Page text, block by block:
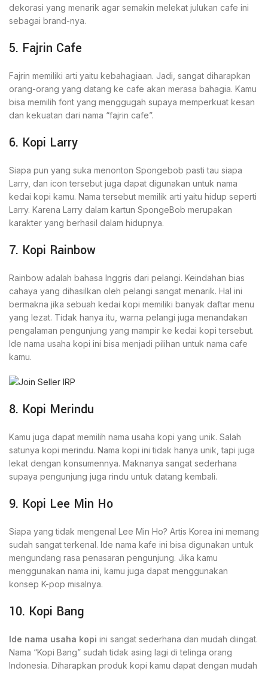
dekorasi yang menarik agar semakin melekat julukan cafe ini
sebagai brand-nya.
5. Fajrin Cafe
Fajrin memiliki arti yaitu kebahagiaan. Jadi, sangat diharapkan
orang-orang yang datang ke cafe akan merasa bahagia. Kamu
bisa memilih font yang menggugah supaya memperkuat kesan
dan kekuatan dari nama “fajrin cafe”.
6. Kopi Larry
Siapa pun yang suka menonton Spongebob pasti tau siapa
Larry, dan icon tersebut juga dapat digunakan untuk nama
kedai kopi kamu. Nama tersebut memilik arti yaitu hidup seperti
Larry. Karena Larry dalam kartun SpongeBob merupakan
karakter yang berhasil dalam hidupnya.
7. Kopi Rainbow
Rainbow adalah bahasa Inggris dari pelangi. Keindahan bias
cahaya yang dihasilkan oleh pelangi sangat menarik. Hal ini
bermakna jika sebuah kedai kopi memiliki banyak daftar menu
yang lezat. Tidak hanya itu, warna pelangi juga menandakan
pengalaman pengunjung yang mampir ke kedai kopi tersebut.
Ide nama usaha kopi ini bisa menjadi pilihan untuk nama cafe
kamu.
8. Kopi Merindu
Kamu juga dapat memilih nama usaha kopi yang unik. Salah
satunya kopi merindu. Nama kopi ini tidak hanya unik, tapi juga
lekat dengan konsumennya. Maknanya sangat sederhana
supaya pengunjung juga rindu untuk datang kembali.
9. Kopi Lee Min Ho
Siapa yang tidak mengenal Lee Min Ho? Artis Korea ini memang
sudah sangat terkenal. Ide nama kafe ini bisa digunakan untuk
mengundang rasa penasaran pengunjung. Jika kamu
menggunakan nama ini, kamu juga dapat menggunakan
konsep K-pop misalnya.
10. Kopi Bang
Ide nama usaha kopi ini sangat sederhana dan mudah diingat.
Nama “Kopi Bang” sudah tidak asing lagi di telinga orang
Indonesia. Diharapkan produk kopi kamu dapat dengan mudah